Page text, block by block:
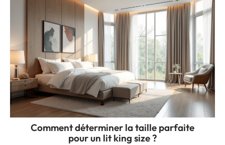
Comment déterminer la taille parfaite
pour un lit king size ?